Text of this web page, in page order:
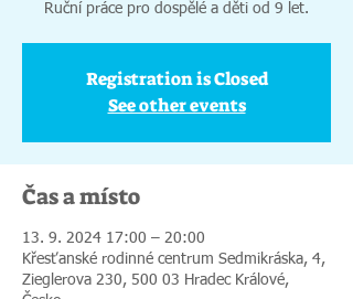
Ruční práce pro dospělé a děti od 9 let.
Registration is Closed
See other events
Čas a místo
13. 9. 2024 17:00 – 20:00
Křesťanské rodinné centrum Sedmikráska, 4,
Zieglerova 230, 500 03 Hradec Králové,